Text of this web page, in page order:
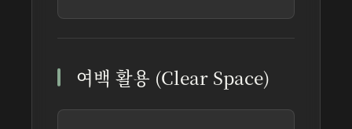
여백 활용 (Clear Space)